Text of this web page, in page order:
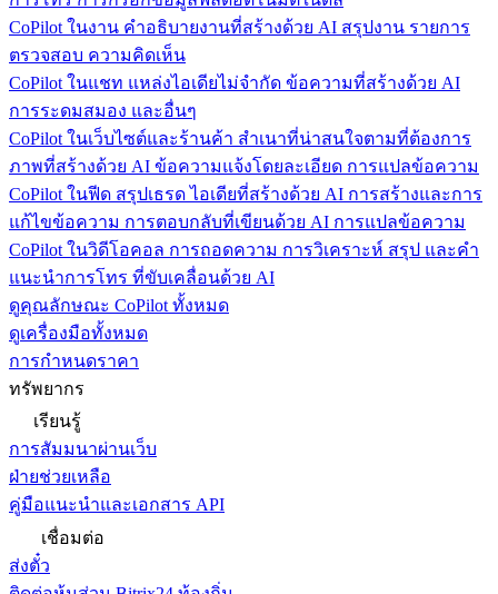
CoPilot ในงาน คำอธิบายงานที่สร้างด้วย AI สรุปงาน รายการ
ตรวจสอบ ความคิดเห็น
CoPilot ในแชท แหล่งไอเดียไม่จำกัด ข้อความที่สร้างด้วย AI
การระดมสมอง และอื่นๆ
CoPilot ในเว็บไซต์และร้านค้า สำเนาที่น่าสนใจตามที่ต้องการ
ภาพที่สร้างด้วย AI ข้อความแจ้งโดยละเอียด การแปลข้อความ
CoPilot ในฟีด สรุปเธรด ไอเดียที่สร้างด้วย AI การสร้างและการ
แก้ไขข้อความ การตอบกลับที่เขียนด้วย AI การแปลข้อความ
CoPilot ในวิดีโอคอล การถอดความ การวิเคราะห์ สรุป และคำ
แนะนำการโทร ที่ขับเคลื่อนด้วย AI
ดูคุณลักษณะ CoPilot ทั้งหมด
ดูเครื่องมือทั้งหมด
การกำหนดราคา
ทรัพยากร
เรียนรู้
การสัมมนาผ่านเว็บ
ฝ่ายช่วยเหลือ
คู่มือแนะนำและเอกสาร API
เชื่อมต่อ
ส่งตั๋ว